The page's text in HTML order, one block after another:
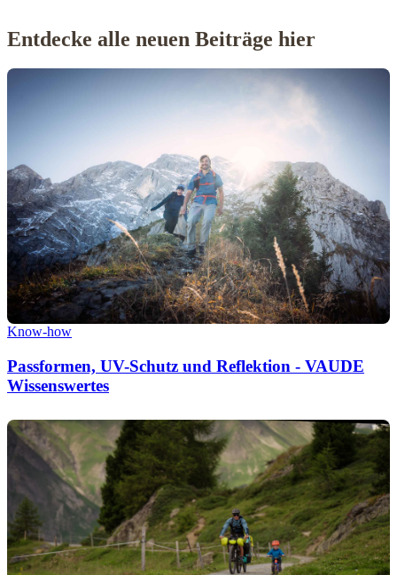
Entdecke alle neuen Beiträge hier
Know-how
Passformen, UV-Schutz und Reflektion - VAUDE
Wissenswertes